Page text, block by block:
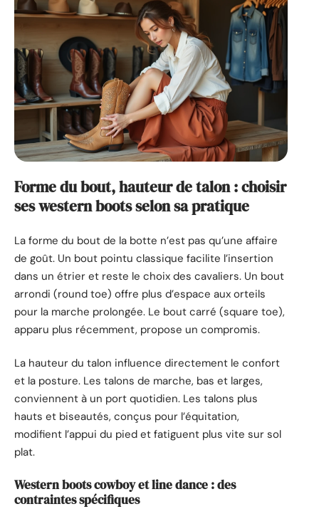
Forme du bout, hauteur de talon : choisir
ses western boots selon sa pratique
La forme du bout de la botte n’est pas qu’une affaire
de goût. Un bout pointu classique facilite l’insertion
dans un étrier et reste le choix des cavaliers. Un bout
arrondi (round toe) offre plus d’espace aux orteils
pour la marche prolongée. Le bout carré (square toe),
apparu plus récemment, propose un compromis.
La hauteur du talon influence directement le confort
et la posture. Les talons de marche, bas et larges,
conviennent à un port quotidien. Les talons plus
hauts et biseautés, conçus pour l’équitation,
modifient l’appui du pied et fatiguent plus vite sur sol
plat.
Western boots cowboy et line dance : des
contraintes spécifiques